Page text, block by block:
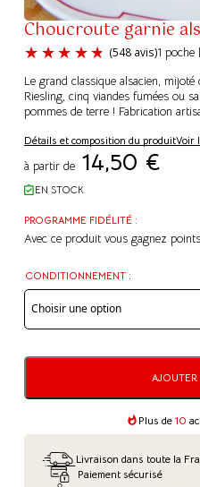
Choucroute garnie
(548 avis)
1
Le grand classique alsacien,
Riesling, cinq viandes fumées ou
pommes de terre ! Fabrication
Détails et composition du produitVoir
à partir de 14,50 €
EN STOCK
PROGRAMME FIDÉLITÉ :
Avec ce produit vous gagnez points
CONDITIONNEMENT :
AJOUTER
Plus de 10
Livraison dans toute la
Paiement sécurisé